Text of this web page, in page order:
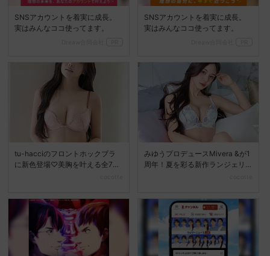
SNSアカウントを着実に成長。
実はみんなココ使ってます。
SNSアカウントを着実に成長。
実はみんなココ使ってます。
tu-hacciのフロントホックブラ
に新色登場♡美胸を叶える全7色
みゆうプロデュースMivera &が1
周年！夏を彩る新作ランジェリ